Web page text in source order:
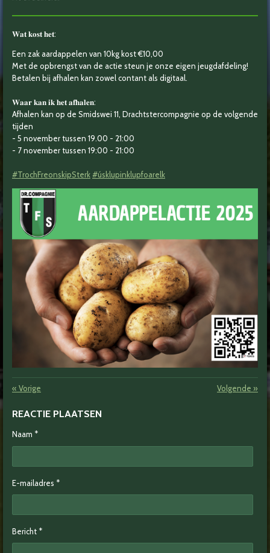
𝐖𝐚𝐭 𝐤𝐨𝐬𝐭 𝐡𝐞𝐭:
Een zak aardappelen van 10kg kost €10,00
Met de opbrengst van de actie steun je onze eigen jeugdafdeling!
Betalen bij afhalen kan zowel contant als digitaal.
𝐖𝐚𝐚𝐫 𝐤𝐚𝐧 𝐢𝐤 𝐡𝐞𝐭 𝐚𝐟𝐡𝐚𝐥𝐞𝐧:
Afhalen kan op de Smidswei 11, Drachtstercompagnie op de volgende
tijden
- 5 november tussen 19.00 - 21:00
- 7 november tussen 19:00 - 21:00
#TrochFreonskipSterk#úsklupinklupfoarelk
« Vorige Volgende »
REACTIE PLAATSEN
Naam *
E-mailadres *
Bericht *